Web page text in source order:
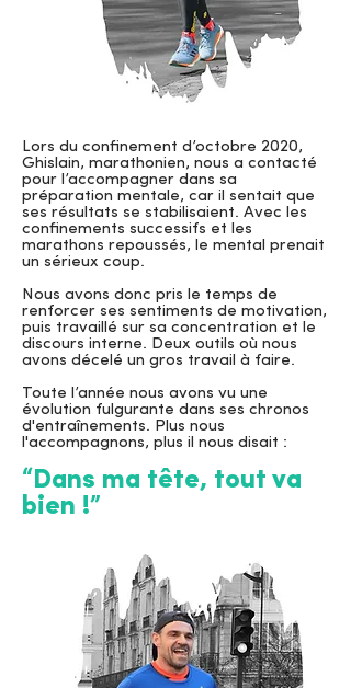
Lors du confinement d’octobre 2020,
Ghislain, marathonien, nous a contacté
pour l’accompagner dans sa
préparation mentale, car il sentait que
ses résultats se stabilisaient. Avec les
confinements successifs et les
marathons repoussés, le mental prenait
un sérieux coup.
Nous avons donc pris le temps de
renforcer ses sentiments de motivation,
puis travaillé sur sa concentration et le
discours interne. Deux outils où nous
avons décelé un gros travail à faire.
Toute l’année nous avons vu une
évolution fulgurante dans ses chronos
d'entraînements. Plus nous
l'accompagnons, plus il nous disait :
“Dans ma tête, tout va
bien !”